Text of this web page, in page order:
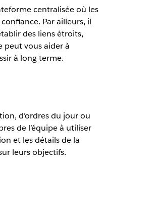
centralisée où les
Par ailleurs, il
des liens étroits,
peut vous aider à
à long terme.
d’ordres du jour ou
de l’équipe à utiliser
et les détails de la
leurs objectifs.